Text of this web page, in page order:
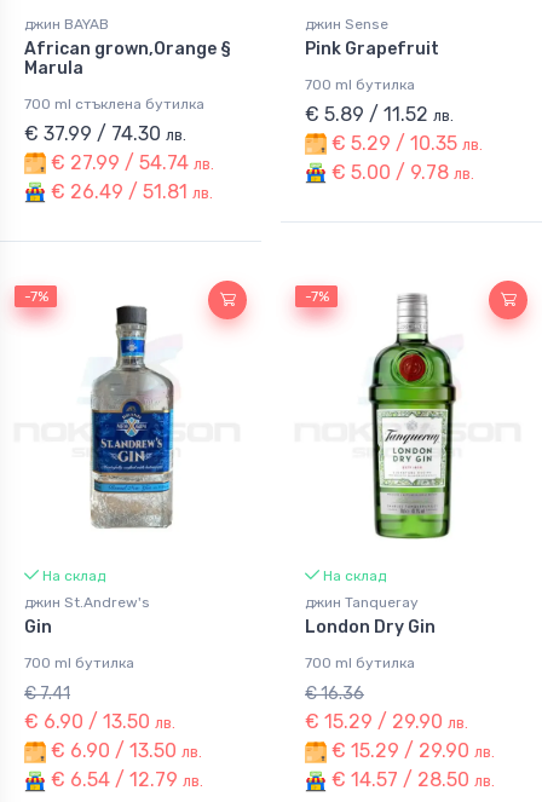
джин BAYAB
African grown,Orange §
Marula
700 ml стъклена бутилка
€ 37.99 / 74.30 лв.
€ 27.99 / 54.74 лв.
€ 26.49 / 51.81 лв.
джин Sense
Pink Grapefruit
700 ml бутилка
€ 5.89 / 11.52 лв.
€ 5.29 / 10.35 лв.
€ 5.00 / 9.78 лв.
-7%
-7%
На склад
джин St.Andrew's
Gin
700 ml бутилка
€ 7.41
€ 6.90 / 13.50 лв.
€ 6.90 / 13.50 лв.
€ 6.54 / 12.79 лв.
-7%
-7%
На склад
джин Tanqueray
London Dry Gin
700 ml бутилка
€ 16.36
€ 15.29 / 29.90 лв.
€ 15.29 / 29.90 лв.
€ 14.57 / 28.50 лв.